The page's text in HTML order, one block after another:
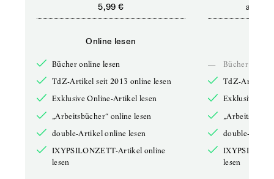
5,99 €
Online lesen
Bücher online lesen
TdZ-Artikel seit 2013 online lesen
Exklusive Online-Artikel lesen
„Arbeitsbücher“ online lesen
double-Artikel online lesen
IXYPSILONZETT-Artikel online
lesen
ab
—
Bücher online
TdZ-Artikel
Exklusive
double-
lesen